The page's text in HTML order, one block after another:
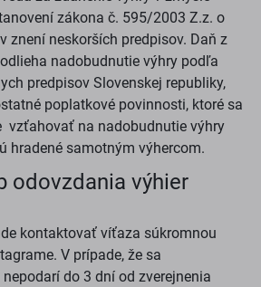
zákona č. 595/2003 Z.z. o
znení neskorších predpisov. Daň z
nadobudnutie výhry podľa
predpisov Slovenskej republiky,
poplatkové povinnosti, ktoré sa
vzťahovať na nadobudnutie výhry
hradené samotným výhercom.
odovzdania výhier
kontaktovať víťaza súkromnou
V prípade, že sa
do 3 dní od zverejnenia